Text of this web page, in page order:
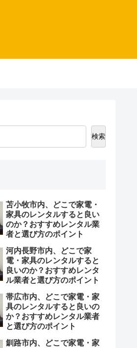
検索
苫小牧市内、どこで家電・
家具のレンタルすると良い
のか？おすすめレンタル業
者と選び方のポイント
河内長野市内、どこで家
電・家具のレンタルすると
良いのか？おすすめレンタ
ル業者と選び方のポイント
帯広市内、どこで家電・家
具のレンタルすると良いの
か？おすすめレンタル業者
と選び方のポイント
釧路市内、どこで家電・家